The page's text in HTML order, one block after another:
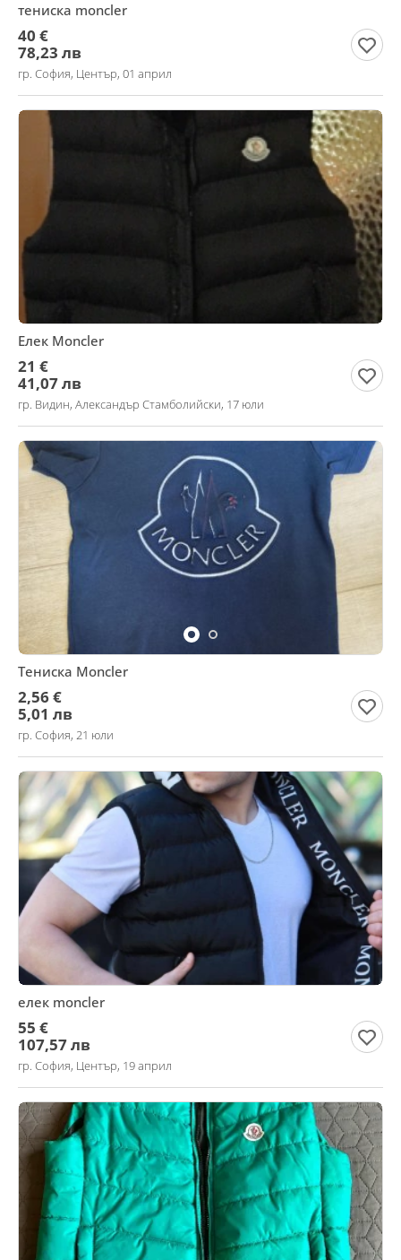
тениска moncler
40 €
78,23 лв
гр. София, Център, 01 април
Елек Moncler
21 €
41,07 лв
гр. Видин, Александър Стамболийски, 17 юли
Тениска Moncler
2,56 €
5,01 лв
гр. София, 21 юли
елек moncler
55 €
107,57 лв
гр. София, Център, 19 април